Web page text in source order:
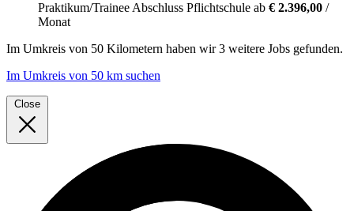
Praktikum/TraineeAbschluss Pflichtschule ab € 2.396,00 /
Monat
Im Umkreis von 50 Kilometern haben wir3 weitere Jobs gefunden.
Im Umkreis von 50 km suchen
Close